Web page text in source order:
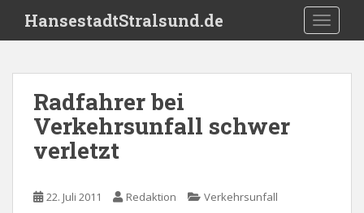
i
HansestadtStralsund.de
Radfahrer bei
Verkehrsunfall schwer
verletzt
22. Juli 2011 Redaktion Verkehrsunfall